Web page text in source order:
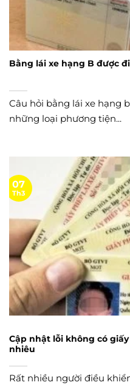
Bằng lái xe hạng B được
Câu hỏi bằng lái xe hạng
những loại phương tiện...
Cập nhật lỗi không có
nhiêu
Rất nhiều người điều
07
Th3